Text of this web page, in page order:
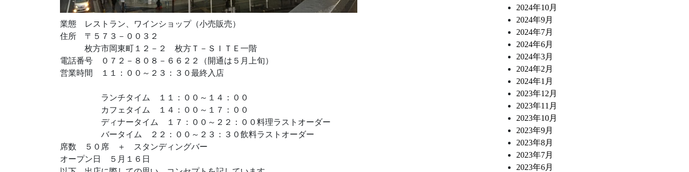
業態 レストラン、ワインショップ（小売販売）
住所 〒５７３－００３２
枚方市岡東町１２－２ 枚方Ｔ－ＳＩＴＥ一階
電話番号 ０７２－８０８－６６２２（開通は５月上旬）
営業時間 １１：００～２３：３０最終入店
ランチタイム １１：００～１４：００
カフェタイム １４：００～１７：００
ディナータイム １７：００～２２：００料理ラストオーダー
バータイム ２２：００～２３：３０飲料ラストオーダー
席数 ５０席 ＋ スタンディングバー
オープン日 ５月１６日
2024年10月
2024年9月
2024年7月
2024年6月
2024年3月
2024年2月
2024年1月
2023年12月
2023年11月
2023年10月
2023年9月
2023年8月
2023年7月
2023年6月